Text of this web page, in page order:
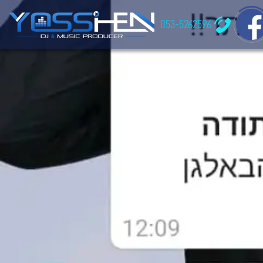
053-5262596